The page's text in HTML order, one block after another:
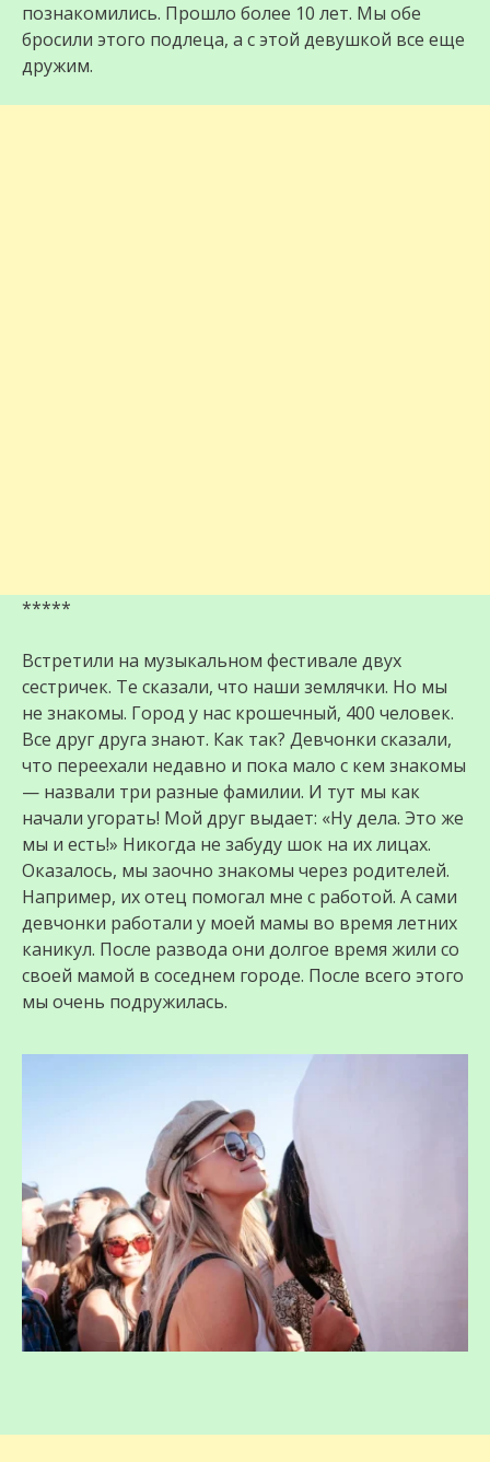
познакомились. Прошло более 10 лет. Мы обе
бросили этого подлеца, а с этой девушкой все еще
дружим.
*****
Встретили на музыкальном фестивале двух
сестричек. Те сказали, что наши землячки. Но мы
не знакомы. Город у нас крошечный, 400 человек.
Все друг друга знают. Как так? Девчонки сказали,
что переехали недавно и пока мало с кем знакомы
— назвали три разные фамилии. И тут мы как
начали угорать! Мой друг выдает: «Ну дела. Это же
мы и есть!» Никогда не забуду шок на их лицах.
Оказалось, мы заочно знакомы через родителей.
Например, их отец помогал мне с работой. А сами
девчонки работали у моей мамы во время летних
каникул. После развода они долгое время жили со
своей мамой в соседнем городе. После всего этого
мы очень подружилась.